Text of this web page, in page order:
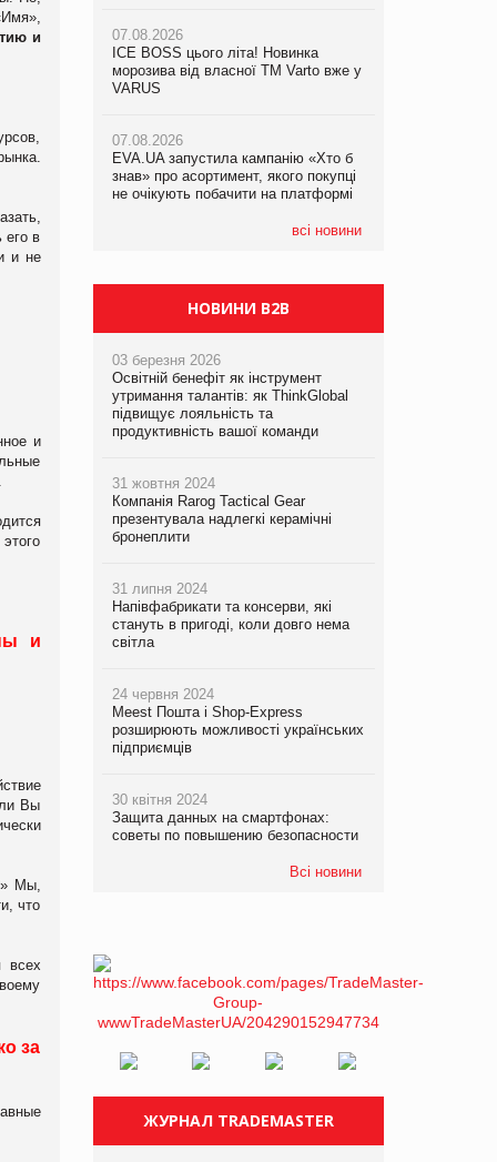
и
его в
и не
и
и
Вы
Мы,
что
всех
за
07.08.2026
ICE BOSS цього літа! Новинка
морозива від власної ТМ Varto вже у
VARUS
07.08.2026
EVA.UA запустила кампанію «Хто б
знав» про асортимент, якого покупці
не очікують побачити на платформі
всі новини
06.08.2026
Смачна новинка для хвостатих: у
VARUS з’явилися паучі Varto Paw
05.08.2026
Мережа супермаркетів VARUS купує
мережу магазинів формату
компанія налічуватиме 374 магазини
07.08.2026
Франція заборонила рекламні дзвінки
НОВИНИ B2B
03 березня 2026
Освітній бенефіт як інструмент
утримання талантів: як ThinkGlobal
підвищує лояльність та
продуктивність вашої команди
31 жовтня 2024
Компанія Rarog Tactical Gear
презентувала надлегкі керамічні
бронеплити
31 липня 2024
Напівфабрикати та консерви, які
стануть в пригоді, коли довго нема
світла
24 червня 2024
Meest Пошта і Shop-Express
розширюють можливості українських
підприємців
30 квітня 2024
Защита данных на смартфонах:
советы по повышению безопасности
Всі новини
ЖУРНАЛ TRADEMASTER